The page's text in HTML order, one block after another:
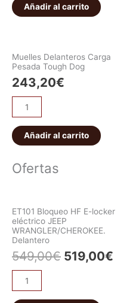
Añadir al carrito
Muelles Delanteros Carga
Pesada Tough Dog
243,20€
Añadir al carrito
Ofertas
ET101 Bloqueo HF E-locker
eléctrico JEEP
WRANGLER/CHEROKEE.
Delantero
549,00€ 519,00€